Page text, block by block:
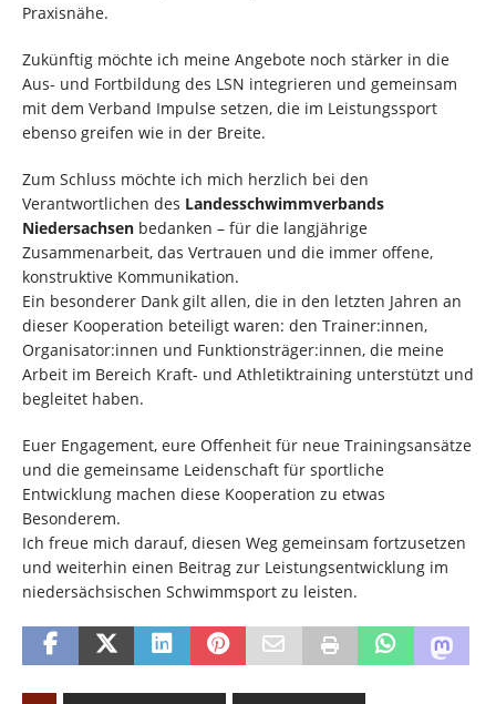
Praxisnähe.
Zukünftig möchte ich meine Angebote noch stärker in die
Aus- und Fortbildung des LSN integrieren und gemeinsam
mit dem Verband Impulse setzen, die im Leistungssport
ebenso greifen wie in der Breite.
Zum Schluss möchte ich mich herzlich bei den
Verantwortlichen des Landesschwimmverbands
Niedersachsen bedanken – für die langjährige
Zusammenarbeit, das Vertrauen und die immer offene,
konstruktive Kommunikation.
Ein besonderer Dank gilt allen, die in den letzten Jahren an
dieser Kooperation beteiligt waren: den Trainer:innen,
Organisator:innen und Funktionsträger:innen, die meine
Arbeit im Bereich Kraft- und Athletiktraining unterstützt und
begleitet haben.
Euer Engagement, eure Offenheit für neue Trainingsansätze
und die gemeinsame Leidenschaft für sportliche
Entwicklung machen diese Kooperation zu etwas
Besonderem.
Ich freue mich darauf, diesen Weg gemeinsam fortzusetzen
und weiterhin einen Beitrag zur Leistungsentwicklung im
niedersächsischen Schwimmsport zu leisten.